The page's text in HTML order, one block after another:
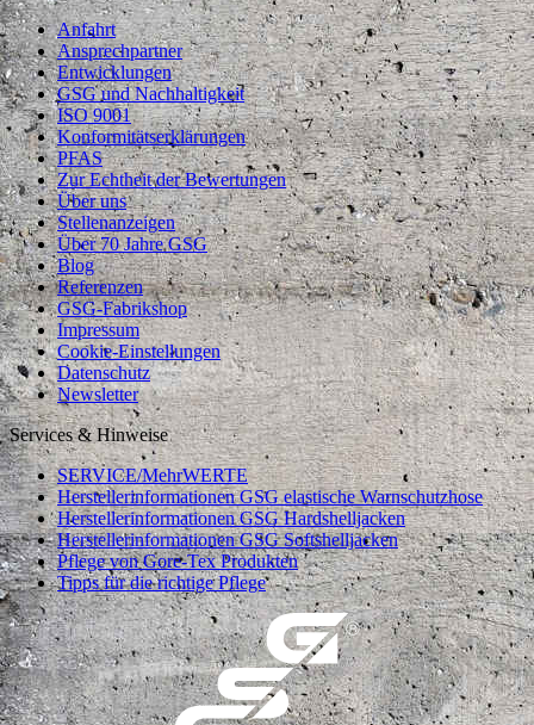
Anfahrt
Ansprechpartner
Entwicklungen
GSG und Nachhaltigkeit
ISO 9001
Konformitätserklärungen
PFAS
Zur Echtheit der Bewertungen
Über uns
Stellenanzeigen
Über 70 Jahre GSG
Blog
Referenzen
GSG-Fabrikshop
Impressum
Cookie-Einstellungen
Datenschutz
Newsletter
Services & Hinweise
SERVICE/MehrWERTE
Herstellerinformationen GSG elastische Warnschutzhose
Herstellerinformationen GSG Hardshelljacken
Herstellerinformationen GSG Softshelljacken
Pflege von Gore-Tex Produkten
Tipps für die richtige Pflege